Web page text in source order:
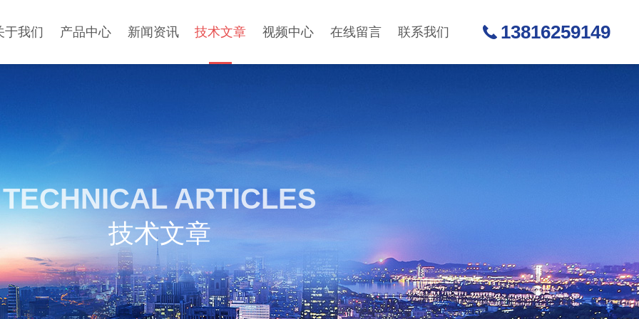
于我们 产品中心 新闻资讯 技术文章 视频中心 在线留言 联系我们 13816259149
TECHNICAL ARTICLES
技术文章